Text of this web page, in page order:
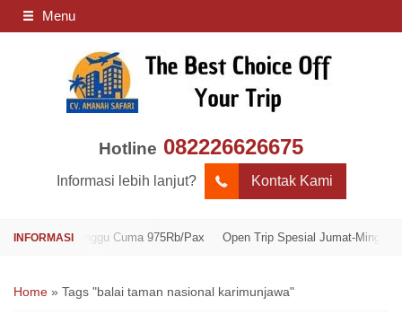
Menu
Hotline 082226626675
Informasi lebih lanjut? Kontak Kami
Minggu Cuma 975Rb/Pax Open Trip Spesial Jumat-Minggu Cuma
Home » Tags "balai taman nasional karimunjawa"